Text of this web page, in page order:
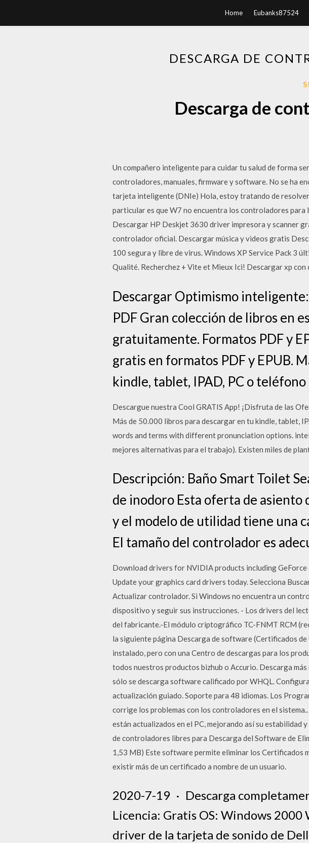
Home Eubanks87524
DESCARGA DE
Descarga de
Un compañero inteligente para cuidar tu salud de forma
controladores, manuales, firmware y software. No se ha
tarjeta inteligente (DNIe) Hola, estoy tratando de
particular es que W7 no encuentra los controladores
Descargar HP Deskjet 3630 driver impresora y scanner
controlador oficial. Descargar música y videos gratis
100 segura y libre de virus. Windows XP Service Pack 3
Qualité. Recherchez + Vite et Mieux Ici! Descargar xp
Descargar Optimismo
PDF Gran colección de libros en
gratuitamente. Formatos PDF y
gratis en formatos PDF y EPUB.
kindle, tablet, IPAD, PC o teléfono
Descargue nuestra Cool GRATIS App! ¡Disfruta de las
Más de 50.000 libros para descargar en tu kindle, tablet,
words and terms with different pronunciation options.
mejores alternativas para el trabajo). Existen miles de
Descripción: Baño Smart Toilet
de inodoro Esta oferta de
y el modelo de utilidad tiene una
El tamaño del controlador es
Download drivers for NVIDIA products including
Update your graphics card drivers today. Selecciona
Actualizar controlador. Si Windows no encuentra un
dispositivo y seguir sus instrucciones. - Los drivers del
del fabricante.-El módulo criptográfico TC-FNMT RCM
la siguiente página Descarga de software (Certificados
instalado, pero con una Centro de descargas para los
todos nuestros productos bizhub o Accurio. Descarga
sólo se descarga software calificado por WHQL.
actualización guiado. Soporte para 48 idiomas. Los
corrige los problemas con los controladores en el
están actualizados en el PC, mejorando así su estabilidad
de controladores libres para Descarga del Software de
1,53 MB) Este software permite eliminar los Certificados
existir más de un certificado a nombre de un usuario.
2020-7-19 · Descarga
Licencia: Gratis OS: Windows
driver de la tarjeta de sonido de Dell